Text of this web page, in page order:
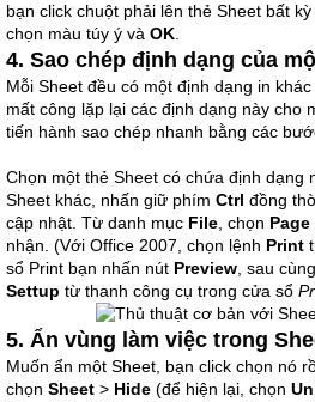
bạn click chuột phải lên thẻ Sheet bất
chọn màu túy ý và OK
4. Sao chép định dạng của
Mỗi Sheet đều có một định dạng in
mất công lặp lại các định dạng này cho
tiến hành sao chép nhanh bằng các
Chọn một thẻ Sheet có chứa định dạng
Sheet khác, nhấn giữ phím Ctrl đồng
cập nhật. Từ danh mục File , chọn
nhận. (Với Office 2007, chọn lệnh Print
sổ Print bạn nhấn nút Preview , sau
Settup từ thanh công cụ trong cửa sổ
5. Ẩn vùng làm việc trong
Muốn ẩn một Sheet, bạn click chọn nó
chọn Sheet > Hide (để hiện lại, chọn